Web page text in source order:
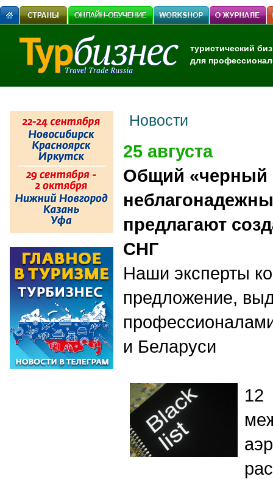
туристический
для
Новости
25 августа
Общий «черный
предлагают
СНГ
Наши эксперты
предложение,
и Беларуси